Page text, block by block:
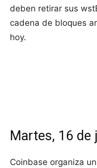
deben retirar sus
cadena de bloques
hoy.
Martes, 16 de
Coinbase organiza